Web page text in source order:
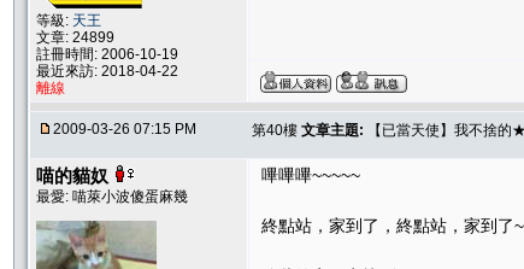
等級: 天王
文章: 24899
註冊時間: 2006-10-19
最近來訪: 2018-04-22
離線
2009-03-26 07:15 PM 第40樓 文章主題: 【已當天使】我不捨
喵的貓奴
最愛: 喵萊小波傻蛋麻幾
嗶嗶嗶~~~~~
終點站，家到了，終點站，家到了